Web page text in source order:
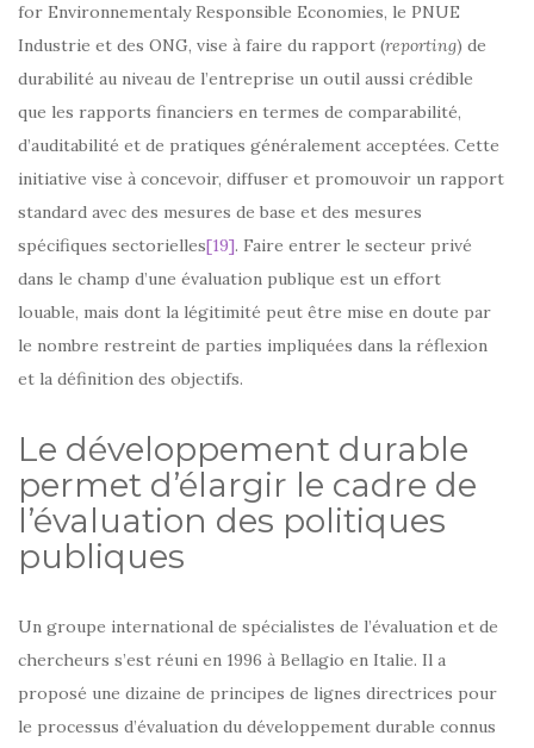
for Environnementaly Responsible Economies, le PNUE
Industrie et des ONG, vise à faire du rapport (reporting) de
durabilité au niveau de l’entreprise un outil aussi crédible
que les rapports financiers en termes de comparabilité,
d’auditabilité et de pratiques généralement acceptées. Cette
initiative vise à concevoir, diffuser et promouvoir un rapport
standard avec des mesures de base et des mesures
spécifiques sectorielles[19]. Faire entrer le secteur privé
dans le champ d’une évaluation publique est un effort
louable, mais dont la légitimité peut être mise en doute par
le nombre restreint de parties impliquées dans la réflexion
et la définition des objectifs.
Le développement durable
permet d’élargir le cadre de
l’évaluation des politiques
publiques
Un groupe international de spécialistes de l’évaluation et de
chercheurs s’est réuni en 1996 à Bellagio en Italie. Il a
proposé une dizaine de principes de lignes directrices pour
le processus d’évaluation du développement durable connus